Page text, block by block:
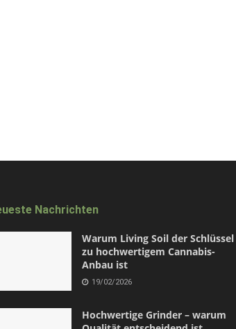
Nachrichten
Warum Living Soil der Schlüssel
zu hochwertigem Cannabis-
Anbau ist
19/02/2026
Hochwertige Grinder – warum